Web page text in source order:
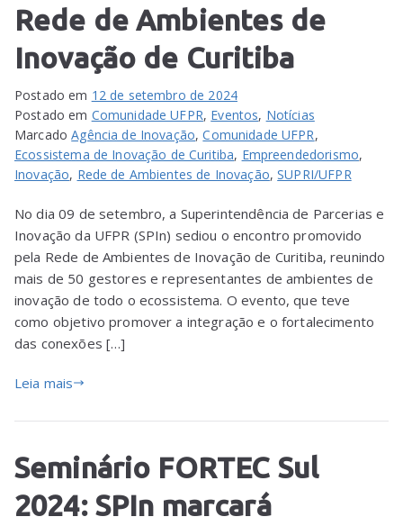
Rede de Ambientes de
Inovação de Curitiba
Postado em 12 de setembro de 2024
Postado em Comunidade UFPR, Eventos, Notícias
MarcadoAgência de Inovação,Comunidade UFPR,
Ecossistema de Inovação de Curitiba, Empreendedorismo,
Inovação, Rede de Ambientes de Inovação,SUPRI/UFPR
No dia 09 de setembro, a Superintendência de Parcerias e
Inovação da UFPR (SPIn) sediou o encontro promovido
pela Rede de Ambientes de Inovação de Curitiba, reunindo
mais de 50 gestores e representantes de ambientes de
inovação de todo o ecossistema. O evento, que teve
como objetivo promover a integração e o fortalecimento
das conexões […]
Leia mais
Seminário FORTEC Sul
2024: SPIn marcará